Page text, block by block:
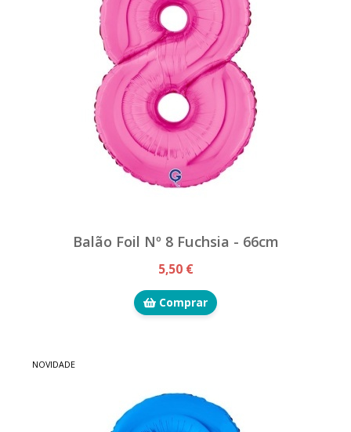
Balão Foil Nº 8 Fuchsia - 66cm
5,50 €
Comprar
NOVIDADE